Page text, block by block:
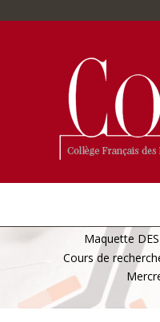
Maquette DES
Cours de